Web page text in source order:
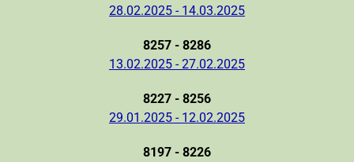
28.02.2025 - 14.03.2025
8257 - 8286
13.02.2025 - 27.02.2025
8227 - 8256
29.01.2025 - 12.02.2025
8197 - 8226